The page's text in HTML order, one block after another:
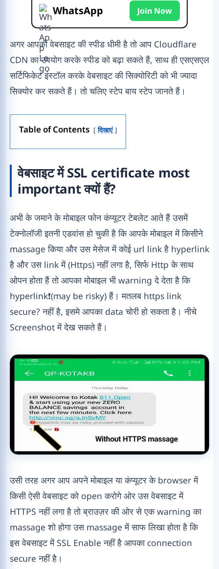
WhatsApp Join Now
अगर आपकी वेबसाइट की स्पीड धीमी है तो आप Cloudflare
CDN का उपयोग करके स्पीड को बढ़ा सकते हैं, साथ ही एसएसएल
सर्टिफिकेट इंस्टॉल करके वेबसाइट की सिक्योरिटी को भी ज्यादा
सिक्योर कर सकते हैं। तो चलिए स्टेप बाय स्टेप जानते हैं।
Table of Contents दिखाएं
वेबसाइट में SSL certificate most
important क्यों हैं?
अभी के जमाने के मोबाइल फोन कंप्यूटर टेबलेट आते हैं उसमें
टेक्नोलॉजी इतनी एडवांस हो चुकी है कि आपके मोबाइल में किसीने
massage किया और उस मेसेज में कोई url link है hyperlink
है और उस link में (Https) नहीं लगा है, सिर्फ Http के साथ
ओपन होता हैं तो आपका मोबाइल भी warning दे देता है कि
hyperlink❗(may be risky) हैं। मतलब https link
secure? नहीं है, इसमे आपका data चोरी हो सकता है। नीचे
Screenshot में देख सकते हैं।
उसी तरह अगर आप अपने मोबाइल या कंप्यूटर के browser में
किसी ऐसी वेबसाइट को open करोगे ओर उस वेबसाइट में
HTTPS नहीं लगा है तो ब्राउज़र की ओर से एक warning का
massage शो होगा उस massage में साफ लिखा होता है कि
इस वेबसाइट में SSL Enable नहीं है आपका connection
secure नहीं है।